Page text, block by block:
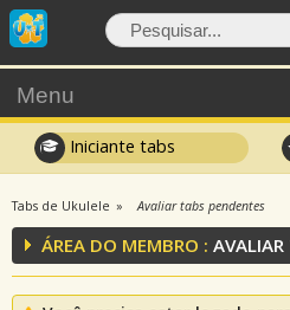
Menu
Iniciante tabs
Tabs de Ukulele Avaliar tabs pendentes
ÁREA DO MEMBRO : AVALIAR